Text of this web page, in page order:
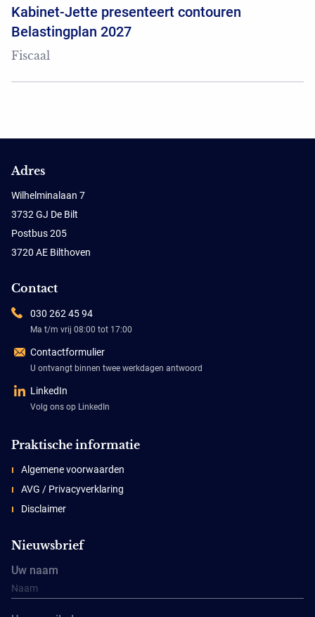
Kabinet-Jette presenteert contouren
Belastingplan 2027
Fiscaal
Adres
Wilhelminalaan 7
3732 GJ De Bilt
Postbus 205
3720 AE Bilthoven
Contact
030 262 45 94
Ma t/m vrij 08:00 tot 17:00
Contactformulier
U ontvangt binnen twee werkdagen antwoord
LinkedIn
Volg ons op LinkedIn
Praktische informatie
Algemene voorwaarden
AVG / Privacyverklaring
Disclaimer
Nieuwsbrief
Uw naam